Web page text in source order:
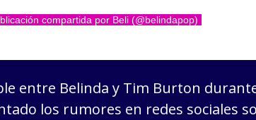
compartida por Beli (@belindapop)
entre Belinda y Tim Burton
los rumores en redes sociales